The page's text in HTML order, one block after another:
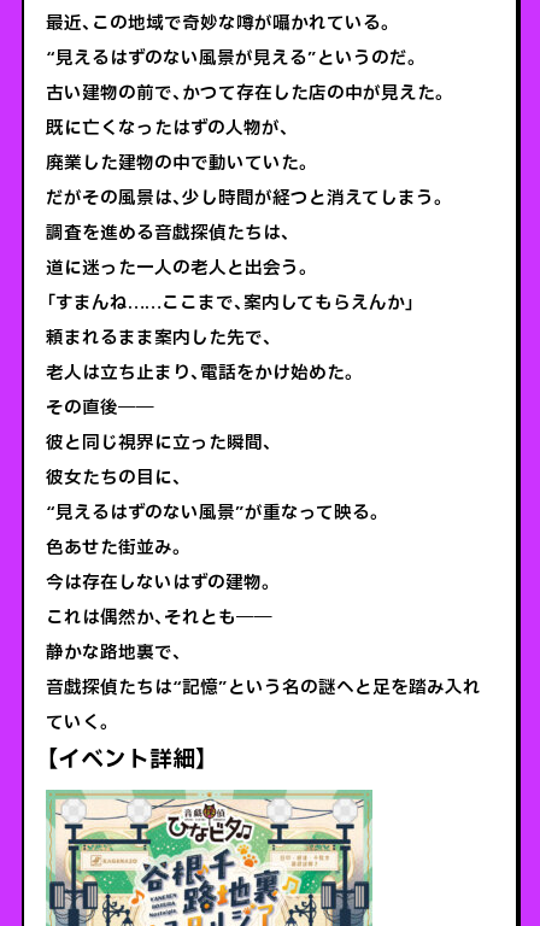
最近、この地域で奇妙な噂が囁かれている。
“見えるはずのない風景が見える”というのだ。
古い建物の前で、かつて存在した店の中が見えた。
既に亡くなったはずの人物が、
廃業した建物の中で動いていた。
だがその風景は、少し時間が経つと消えてしまう。
調査を進める音戯探偵たちは、
道に迷った一人の老人と出会う。
「すまんね……ここまで、案内してもらえんか」
頼まれるまま案内した先で、
老人は立ち止まり、電話をかけ始めた。
その直後――
彼と同じ視界に立った瞬間、
彼女たちの目に、
“見えるはずのない風景”が重なって映る。
色あせた街並み。
今は存在しないはずの建物。
これは偶然か、それとも――
静かな路地裏で、
音戯探偵たちは“記憶”という名の謎へと足を踏み入れ
ていく。
【イベント詳細】